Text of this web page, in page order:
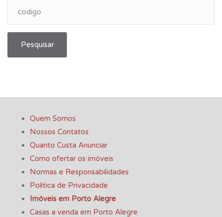
Pesquisar
Quem Somos
Nossos Contatos
Quanto Custa Anunciar
Como ofertar os imóveis
Normas e Responsabilidades
Política de Privacidade
Imóveis em Porto Alegre
Casas a venda em Porto Alegre